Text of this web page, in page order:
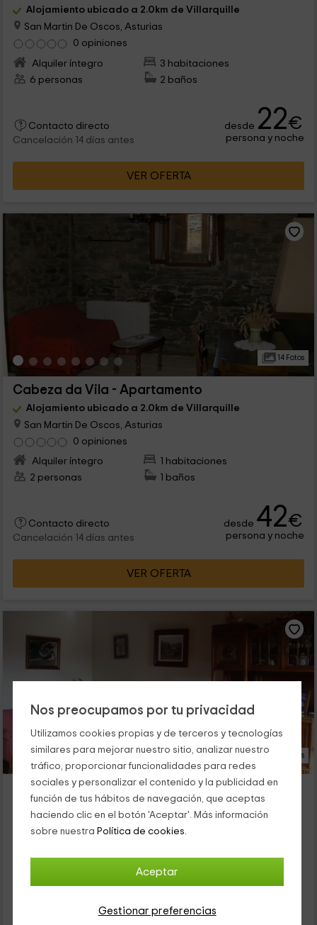
Nos preocupamos por tu privacidad
Utilizamos cookies propias y de terceros y tecnologías
similares para mejorar nuestro sitio, analizar nuestro
tráfico, proporcionar funcionalidades para redes
sociales y personalizar el contenido y la publicidad en
función de tus hábitos de navegación, que aceptas
haciendo clic en el botón 'Aceptar'. Más información
sobre nuestra Política de cookies.
Aceptar
Gestionar preferencias
Alojamiento ubicado a 2.0km de Villarquille
San Martin De Oscos, Asturias
0 opiniones
Alquiler íntegro
3 habitaciones
6 personas
2 baños
Contacto directo
Cancelación 14 días antes
desde 22€
persona y noche
VER OFERTA
14 Fotos
Cabeza da Vila - Apartamento
Alojamiento ubicado a 2.0km de Villarquille
San Martin De Oscos, Asturias
0 opiniones
Alquiler íntegro
1 habitaciones
2 personas
1 baños
Contacto directo
Cancelación 14 días antes
desde 42€
persona y noche
VER OFERTA
36 Fotos
Cabeza da Vila - Casona
Alojamiento ubicado a 2.0km de Villarquille
Por habitaciones
5 habitaciones
5 baños